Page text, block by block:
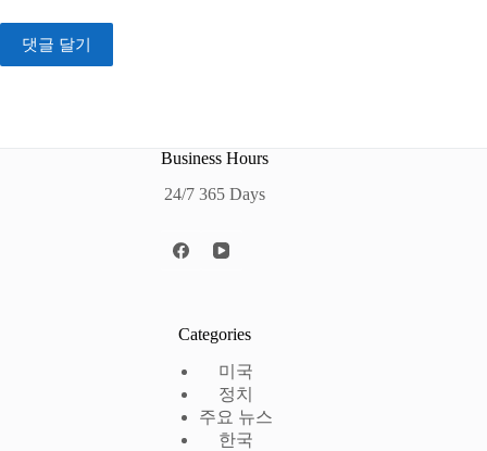
댓글 달기
Business Hours
24/7 365 Days
Categories
미국
정치
주요 뉴스
한국